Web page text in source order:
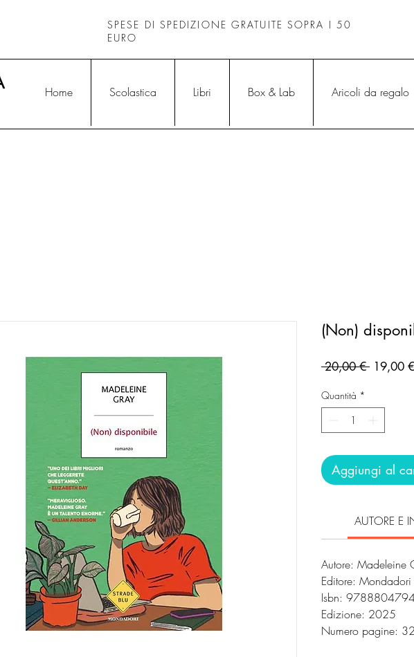
SPESE DI SPEDIZIONE GRATUITE SOPRA I 50
EURO
Home Scolastica Libri Box & Lab Aricoli da regalo
(Non)
20,00 € Prezzo
19,00 €
Quantità *
Aggiungi al
AUTORE E
Autore: Madeleine
Editore: Mondadori
Isbn:
Edizione: 2025
Numero pagine: